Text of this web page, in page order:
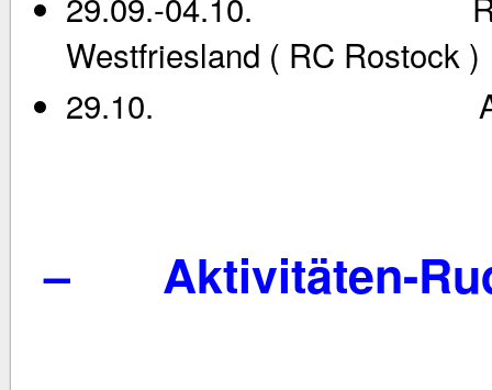
Westfriesland ( RC Rostock )
29.10. Abrudern
– Aktivitäten-